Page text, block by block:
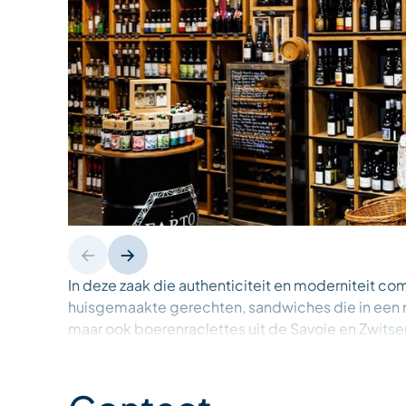
In deze zaak die authenticiteit en moderniteit
huisgemaakte gerechten, sandwiches die in een
maar ook boerenraclettes uit de Savoie en
De Beaufort d'alpage van 18 maanden,